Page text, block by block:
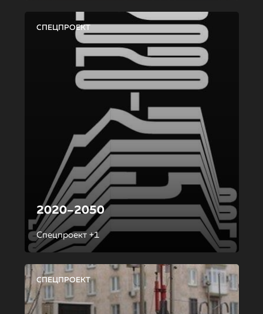
СПЕЦПРОЕКТ
2020–2050
Спецпроект +1
СПЕЦПРОЕКТ